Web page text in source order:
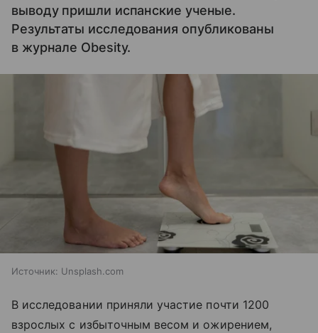
выводу пришли испанские ученые.
Результаты исследования опубликованы
в журнале Obesity.
Источник: Unsplash.com
В исследовании приняли участие почти 1200
взрослых с избыточным весом и ожирением,